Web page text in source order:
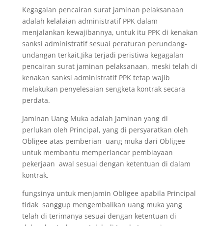
Kegagalan pencairan surat jaminan pelaksanaan
adalah kelalaian administratif PPK dalam
menjalankan kewajibannya, untuk itu PPK di kenakan
sanksi administratif sesuai peraturan perundang-
undangan terkait.Jika terjadi peristiwa kegagalan
pencairan surat jaminan pelaksanaan, meski telah di
kenakan sanksi administratif PPK tetap wajib
melakukan penyelesaian sengketa kontrak secara
perdata.
Jaminan Uang Muka adalah Jaminan yang di
perlukan oleh Principal, yang di persyaratkan oleh
Obligee atas pemberian uang muka dari Obligee
untuk membantu memperlancar pembiayaan
pekerjaan awal sesuai dengan ketentuan di dalam
kontrak.
fungsinya untuk menjamin Obligee apabila Principal
tidak sanggup mengembalikan uang muka yang
telah di terimanya sesuai dengan ketentuan di